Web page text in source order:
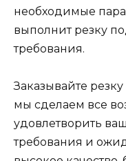
необходимые
выполнит резку
требования.
Заказывайте
мы сделаем все
удовлетворить
требования и